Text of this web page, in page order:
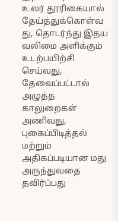
உலர் தூரிகையால்
தேய்த்துக்கொள்வ
து, தொடர்ந்து இதய
வலிமை அளிக்கும்
உடற்பயிற்சி
செய்வது,
தேவைப்பட்டால்
அழுத்த
காலுறைகள்
அணிவது,
புகைப்பிடித்தல்
மற்றும்
அதிகப்படியான மது
அருந்துவதை
தவிர்ப்பது